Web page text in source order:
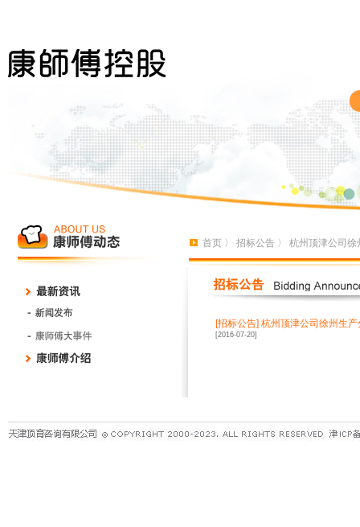
首页 〉 招标公告 〉 杭州顶津公司
[招标公告] 杭州顶津公司徐州生
[2016-07-20]